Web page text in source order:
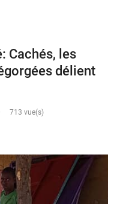
Cachés, les
délient
713 vue(s)